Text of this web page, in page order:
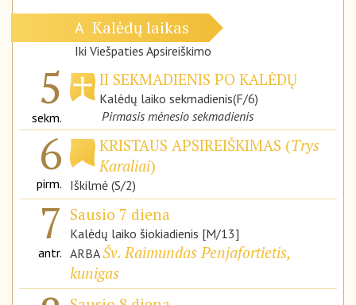
A Kalėdų laikas
Iki Viešpaties Apsireiškimo
5
sekm.
II SEKMADIENIS PO KALĖDŲ
Kalėdų laiko sekmadienis(F/6)
Pirmasis mėnesio sekmadienis
6
pirm.
KRISTAUS APSIREIŠKIMAS (Trys
Karaliai)
Iškilmė (S/2)
7
antr.
Sausio 7 diena
Kalėdų laiko šiokiadienis [M/13]
ARBAŠv. Raimundas Penjafortietis,
kunigas